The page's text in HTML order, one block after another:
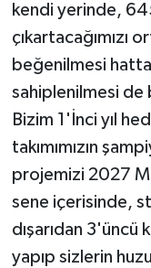
kendi yerinde,
çıkartacağımızı
beğenilmesi
sahiplenilmesi
Bizim 1'İnci yıl
takımımızın
projemizi 2027
sene içerisinde,
dışarıdan 3'üncü
yapıp sizlerin